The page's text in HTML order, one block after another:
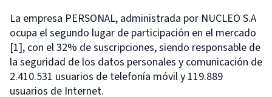
La empresa PERSONAL, administrada por NUCLEO S.A
ocupa el segundo lugar de participación en el mercado
[1], con el 32% de suscripciones, siendo responsable de
la seguridad de los datos personales y comunicación de
2.410.531 usuarios de telefonía móvil y 119.889
usuarios de Internet.